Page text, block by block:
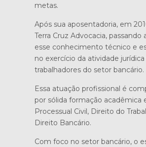
metas.
Após sua aposentadoria, em
Terra Cruz Advocacia, passando
esse conhecimento técnico e
no exercício da atividade
trabalhadores do setor bancário.
Essa atuação profissional é
por sólida formação acadêmica
Processual Civil, Direito do
Direito Bancário.
Com foco no setor bancário, o